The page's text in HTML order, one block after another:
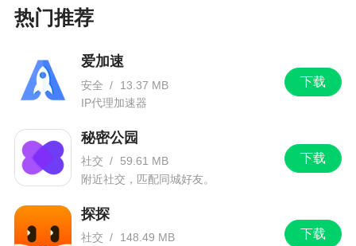
零售进销存软件。通过这款软件，管理者可以随时
的销售信息。软件完全免费实用，销售企业必备软
件
理，员工管理，经营分析报表等诸多功能，可以帮
助用户更轻松做生意
更新日志
热门推荐
下载
爱加速
安全 /
13.37 MB
IP代理加速器
下载
秘密公园
社交 /
59.61 MB
附近社交，匹配同城好友。
下载
探探
社交 /
148.49 MB